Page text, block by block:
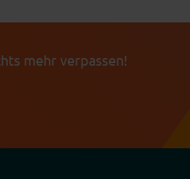
mehr verpassen!